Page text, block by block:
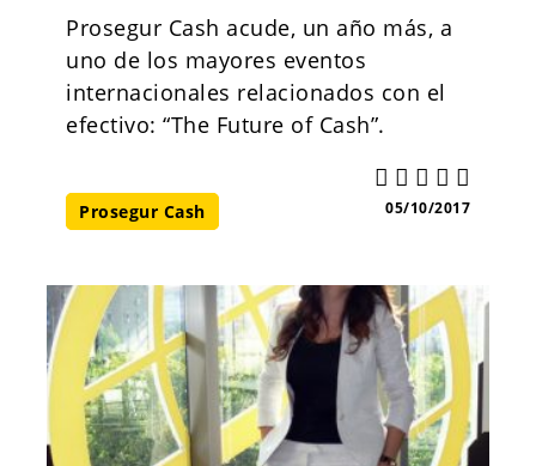
Prosegur Cash acude, un año más, a
uno de los mayores eventos
internacionales relacionados con el
efectivo: “The Future of Cash”.
Prosegur Cash 05/10/2017